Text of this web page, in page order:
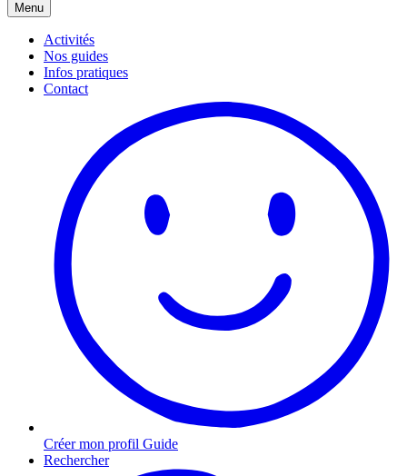
Menu
Activités
Nos guides
Infos pratiques
Contact
Créer mon profil Guide
Rechercher